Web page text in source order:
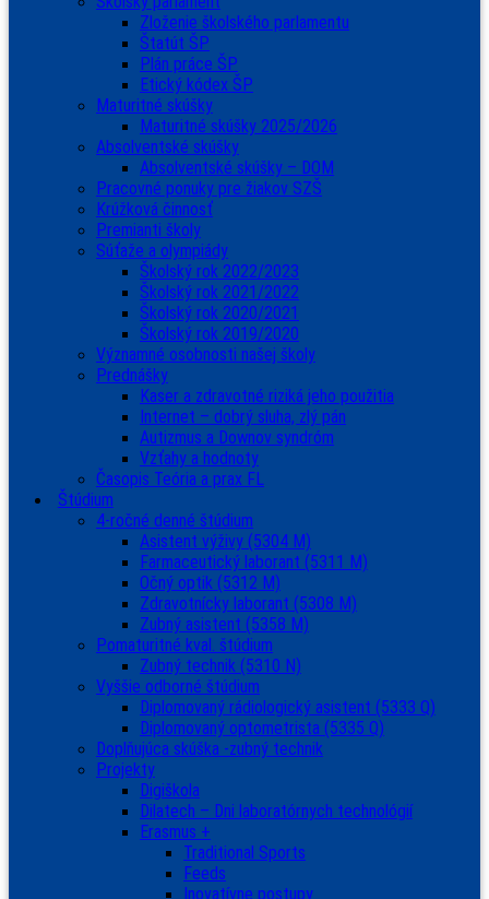
Zloženie školského parlamentu
Štatút ŠP
Plán práce ŠP
Etický kódex ŠP
Maturitné skúšky
Maturitné skúšky 2025/2026
Absolventské skúšky
Absolventské skúšky – DOM
Pracovné ponuky pre žiakov SZŠ
Krúžková činnosť
Premianti školy
Súťaže a olympiády
Školský rok 2022/2023
Školský rok 2021/2022
Školský rok 2020/2021
Školský rok 2019/2020
Významné osobnosti našej školy
Prednášky
Kaser a zdravotné riziká jeho použitia
Internet – dobrý sluha, zlý pán
Autizmus a Downov syndróm
Vzťahy a hodnoty
Časopis Teória a prax FL
Štúdium
4-ročné denné štúdium
Asistent výživy (5304 M)
Farmaceutický laborant (5311 M)
Očný optik (5312 M)
Zdravotnícky laborant (5308 M)
Zubný asistent (5358 M)
Pomaturitné kval. štúdium
Zubný technik (5310 N)
Vyššie odborné štúdium
Diplomovaný rádiologický asistent (5333 Q)
Diplomovaný optometrista (5335 Q)
Doplňujúca skúška -zubný technik
Projekty
Digiškola
Dilatech – Dni laboratórnych technológií
Erasmus +
Traditional Sports
Feeds
Inovatívne postupy